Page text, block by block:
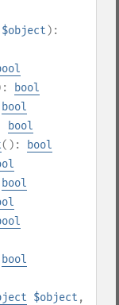
$object ):
bool
bool
bool
():
bool
bool
bool
$object ,